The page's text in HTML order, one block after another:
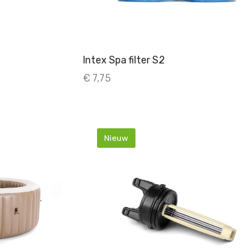
Intex Spa filter S2
€ 7,75
Nieuw